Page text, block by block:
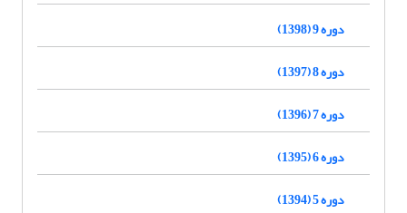
دوره 9 (1398)
دوره 8 (1397)
دوره 7 (1396)
دوره 6 (1395)
دوره 5 (1394)